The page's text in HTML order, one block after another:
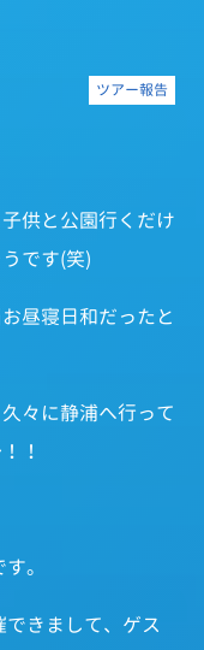
ツアー報告
供と公園行くだけ
です(笑)
昼寝日和だったと
々に静浦へ行って
！
。
きまして、ゲス